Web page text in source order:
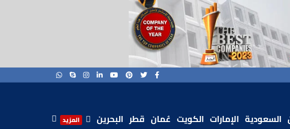
السعودية الإمارات الكويت عُمان قطر البحرين المزيد